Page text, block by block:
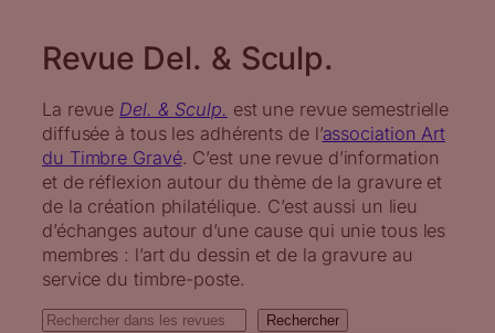
Revue Del. & Sculp.
La revue Del. & Sculp. est une revue semestrielle
diffusée à tous les adhérents de l’association Art
du Timbre Gravé. C’est une revue d’information
et de réflexion autour du thème de la gravure et
de la création philatélique. C’est aussi un lieu
d’échanges autour d’une cause qui unie tous les
membres : l’art du dessin et de la gravure au
service du timbre-poste.
Rechercher
Rechercher